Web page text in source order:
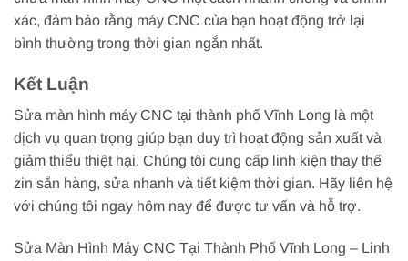
xác, đảm bảo rằng máy CNC của bạn hoạt động trở lại
bình thường trong thời gian ngắn nhất.
Kết Luận
Sửa màn hình máy CNC tại thành phố Vĩnh Long là một
dịch vụ quan trọng giúp bạn duy trì hoạt động sản xuất và
giảm thiểu thiệt hại. Chúng tôi cung cấp linh kiện thay thế
zin sẵn hàng, sửa nhanh và tiết kiệm thời gian. Hãy liên hệ
với chúng tôi ngay hôm nay để được tư vấn và hỗ trợ.
Sửa Màn Hình Máy CNC Tại Thành Phố Vĩnh Long – Linh